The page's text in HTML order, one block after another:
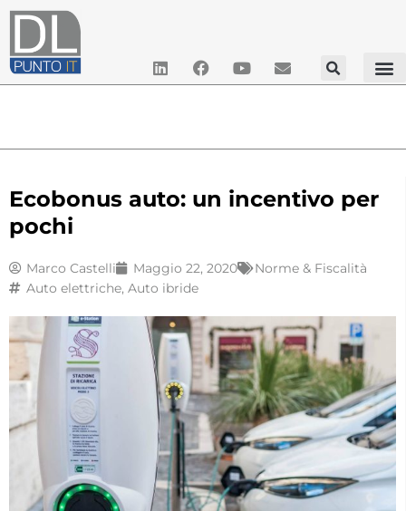
Ecobonus auto: un incentivo per
pochi
Marco Castelli Maggio 22, 2020
Norme & Fiscalità
Auto elettriche, Auto ibride